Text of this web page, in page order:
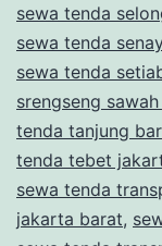
sewa tenda
sewa tenda
sewa tenda
srengseng
tenda tanjung
tenda tebet
sewa tenda
jakarta barat,